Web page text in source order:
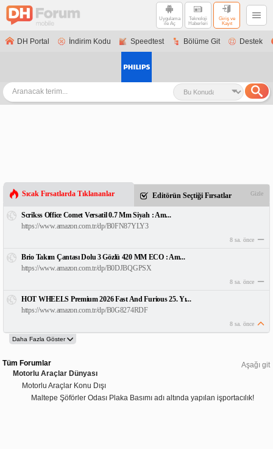
Uygulama
ile Aç
Teknoloji
Haberleri
Giriş ve
Kayıt
DH Portal İndirim Kodu Speedtest Bölüme Git Destek
Sıcak Fırsatlarda Tıklananlar Editörün Seçtiği Fırsatlar Gizle
Scrikss Office Comet Versatil 0.7 Mm Siyah : Am...
https://www.amazon.com.tr/dp/B0FN87YLY3
8 sa. önce
Brio Takım Çantası Dolu 3 Gözlü 420 MM ECO : Am...
https://www.amazon.com.tr/dp/B0DJBQGPSX
8 sa. önce
HOT WHEELS Premium 2026 Fast And Furious 25. Yı...
https://www.amazon.com.tr/dp/B0G8274RDF
8 sa. önce
Aşağı git
Tüm Forumlar
Motorlu Araçlar Dünyası
Motorlu Araçlar Konu Dışı
Maltepe Şöförler Odası Plaka Basımı adı altında yapılan işportacılık!